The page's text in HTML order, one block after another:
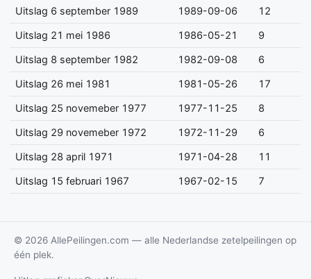
Uitslag 6 september 1989 1989-09-06 12
Uitslag 21 mei 1986 1986-05-21 9
Uitslag 8 september 1982 1982-09-08 6
Uitslag 26 mei 1981 1981-05-26 17
Uitslag 25 novemeber 1977 1977-11-25 8
Uitslag 29 novemeber 1972 1972-11-29 6
Uitslag 28 april 1971 1971-04-28 11
Uitslag 15 februari 1967 1967-02-15 7
© 2026 AllePeilingen.com — alle Nederlandse zetelpeilingen op
één plek.